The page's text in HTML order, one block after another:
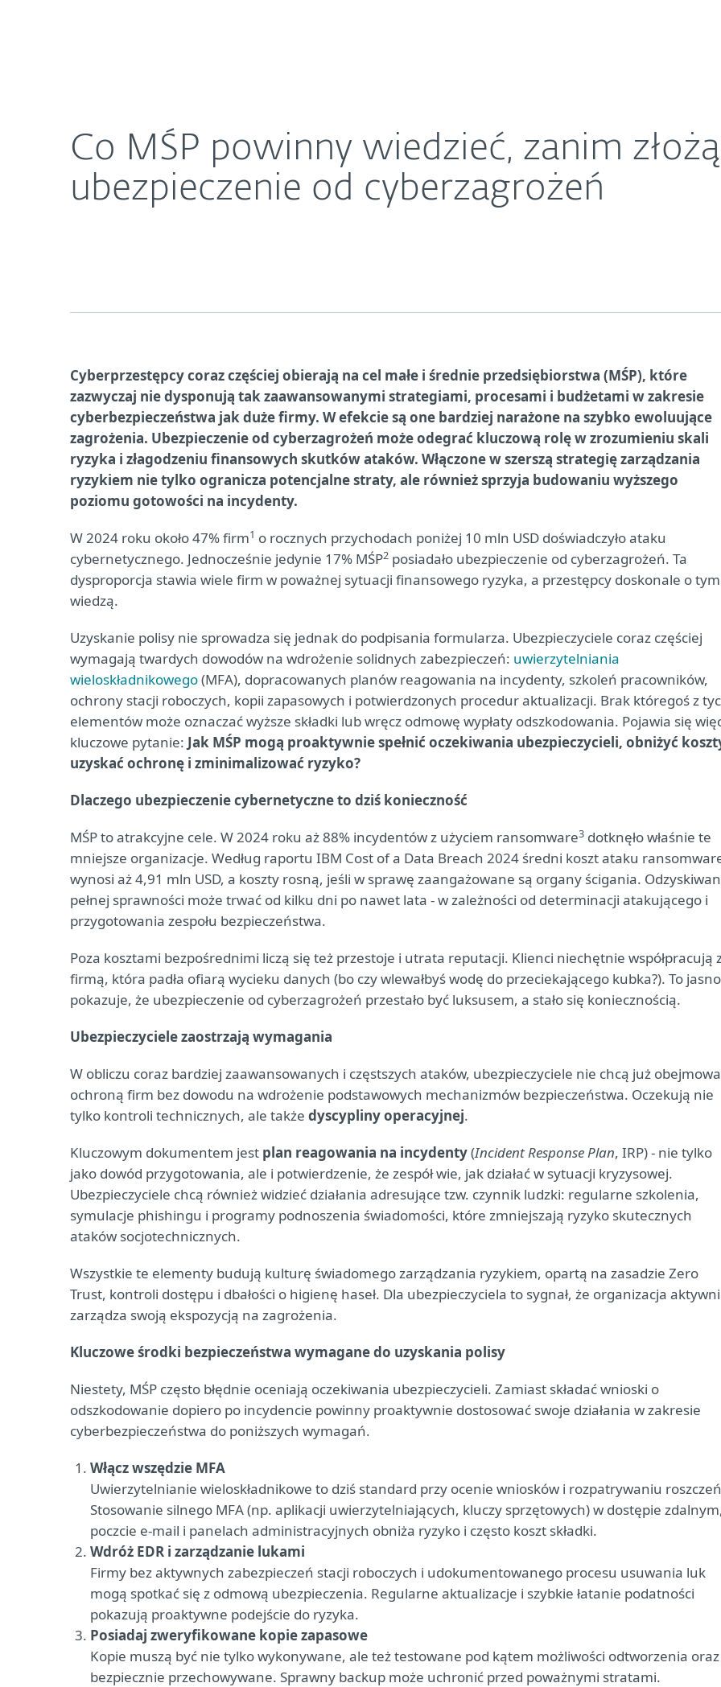
Co MŚP powinny wiedzieć, zanim
ubezpieczenie od cyberzagrożeń
Cyberprzestępcy coraz częściej obierają na cel małe i średnie przedsiębiorstwa (MŚP), które
zazwyczaj nie dysponują tak zaawansowanymi strategiami, procesami i budżetami w zakresie
cyberbezpieczeństwa jak duże firmy. W efekcie są one bardziej narażone na szybko ewoluujące
zagrożenia. Ubezpieczenie od cyberzagrożeń może odegrać kluczową rolę w zrozumieniu skali
ryzyka i złagodzeniu finansowych skutków ataków. Włączone w szerszą strategię zarządzania
ryzykiem nie tylko ogranicza potencjalne straty, ale również sprzyja budowaniu wyższego
poziomu gotowości na incydenty.
W 2024 roku około 47% firm1 o rocznych przychodach poniżej 10 mln USD doświadczyło ataku
cybernetycznego. Jednocześnie jedynie 17% MŚP2 posiadało ubezpieczenie od cyberzagrożeń. Ta
dysproporcja stawia wiele firm w poważnej sytuacji finansowego ryzyka, a przestępcy doskonale o tym
wiedzą.
Uzyskanie polisy nie sprowadza się jednak do podpisania formularza. Ubezpieczyciele coraz częściej
wymagają twardych dowodów na wdrożenie solidnych zabezpieczeń: uwierzytelniania
wieloskładnikowego(MFA), dopracowanych planów reagowania na incydenty, szkoleń pracowników,
ochrony stacji roboczych, kopii zapasowych i potwierdzonych procedur aktualizacji. Brak któregoś z
elementów może oznaczać wyższe składki lub wręcz odmowę wypłaty odszkodowania. Pojawia się
kluczowe pytanie: Jak MŚP mogą proaktywnie spełnić oczekiwania ubezpieczycieli, obniżyć
uzyskać ochronę i zminimalizować ryzyko?
Dlaczego ubezpieczenie cybernetyczne to dziś konieczność
MŚP to atrakcyjne cele. W 2024 roku aż 88% incydentów z użyciem ransomware3 dotknęło właśnie te
mniejsze organizacje. Według raportu IBM Cost of a Data Breach 2024 średni koszt ataku
wynosi aż 4,91 mln USD, a koszty rosną, jeśli w sprawę zaangażowane są organy ścigania.
pełnej sprawności może trwać od kilku dni po nawet lata - w zależności od determinacji atakującego i
przygotowania zespołu bezpieczeństwa.
Poza kosztami bezpośrednimi liczą się też przestoje i utrata reputacji. Klienci niechętnie współpracują
firmą, która padła ofiarą wycieku danych (bo czy wlewałbyś wodę do przeciekającego kubka?). To jasno
pokazuje, że ubezpieczenie od cyberzagrożeń przestało być luksusem, a stało się koniecznością.
Ubezpieczyciele zaostrzają wymagania
W obliczu coraz bardziej zaawansowanych i częstszych ataków, ubezpieczyciele nie chcą już
ochroną firm bez dowodu na wdrożenie podstawowych mechanizmów bezpieczeństwa. Oczekują nie
tylko kontroli technicznych, ale także dyscypliny operacyjnej.
Kluczowym dokumentem jest plan reagowania na incydenty(Incident Response Plan, IRP) - nie tylko
jako dowód przygotowania, ale i potwierdzenie, że zespół wie, jak działać w sytuacji kryzysowej.
Ubezpieczyciele chcą również widzieć działania adresujące tzw. czynnik ludzki: regularne szkolenia,
symulacje phishingu i programy podnoszenia świadomości, które zmniejszają ryzyko skutecznych
ataków socjotechnicznych.
Wszystkie te elementy budują kulturę świadomego zarządzania ryzykiem, opartą na zasadzie Zero
Trust, kontroli dostępu i dbałości o higienę haseł. Dla ubezpieczyciela to sygnał, że organizacja
zarządza swoją ekspozycją na zagrożenia.
Kluczowe środki bezpieczeństwa wymagane do uzyskania polisy
Niestety, MŚP często błędnie oceniają oczekiwania ubezpieczycieli. Zamiast składać wnioski o
odszkodowanie dopiero po incydencie powinny proaktywnie dostosować swoje działania w zakresie
cyberbezpieczeństwa do poniższych wymagań.
Włącz wszędzie MFA
Uwierzytelnianie wieloskładnikowe to dziś standard przy ocenie wniosków i rozpatrywaniu
Stosowanie silnego MFA (np. aplikacji uwierzytelniających, kluczy sprzętowych) w dostępie
poczcie e-mail i panelach administracyjnych obniża ryzyko i często koszt składki.
Wdróż EDR i zarządzanie lukami
Firmy bez aktywnych zabezpieczeń stacji roboczych i udokumentowanego procesu usuwania luk
mogą spotkać się z odmową ubezpieczenia. Regularne aktualizacje i szybkie łatanie podatności
pokazują proaktywne podejście do ryzyka.
Posiadaj zweryfikowane kopie zapasowe
Kopie muszą być nie tylko wykonywane, ale też testowane pod kątem możliwości odtworzenia oraz
bezpiecznie przechowywane. Sprawny backup może uchronić przed poważnymi stratami.